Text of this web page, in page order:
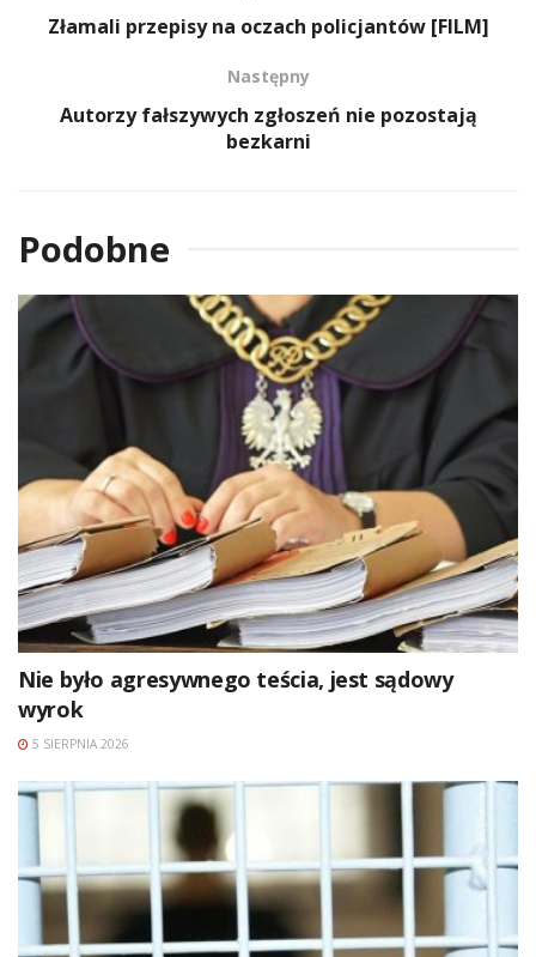
Złamali przepisy na oczach policjantów [FILM]
Następny
Autorzy fałszywych zgłoszeń nie pozostają
bezkarni
Podobne
Nie było agresywnego teścia, jest sądowy
wyrok
5 SIERPNIA 2026